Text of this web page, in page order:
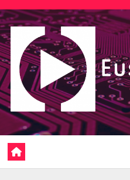
Saltar
al
contenido